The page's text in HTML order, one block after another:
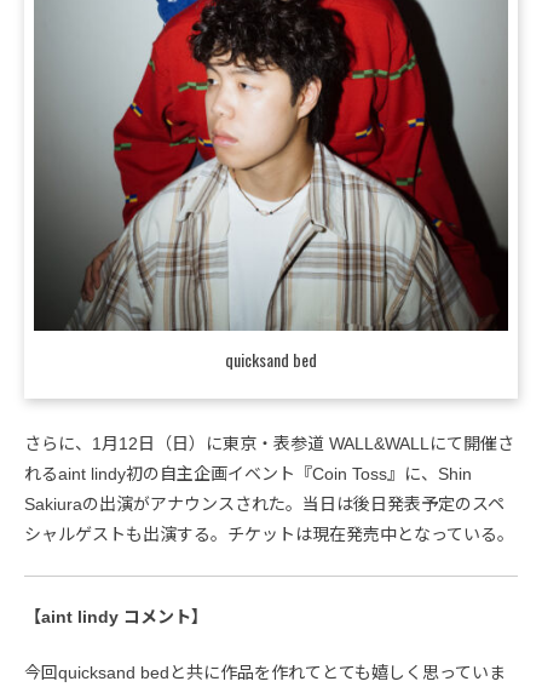
quicksand bed
さらに、1月12日（日）に東京・表参道 WALL&WALLにて開催さ
れるaint lindy初の自主企画イベント『Coin Toss』に、Shin
Sakiuraの出演がアナウンスされた。当日は後日発表予定のスペ
シャルゲストも出演する。チケットは現在発売中となっている。
【aint lindy コメント】
今回quicksand bedと共に作品を作れてとても嬉しく思っていま